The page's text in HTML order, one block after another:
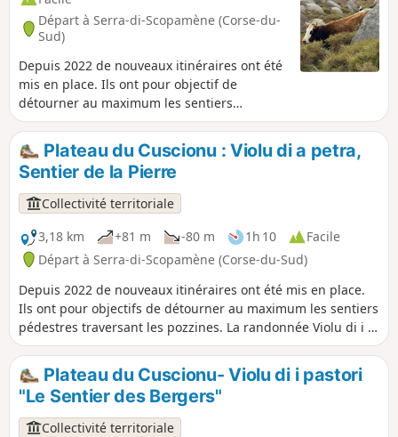
Départ à Serra-di-Scopamène (Corse-du-
Sud)
Depuis 2022 de nouveaux itinéraires ont été
mis en place. Ils ont pour objectif de
détourner au maximum les sentiers
pédestres traversant les pozzines
(tourbières). La randonnée Violu di l'acqua
vous offrira de beaux points de vue sur les
pozzines. Elle s'adapte parfaitement aux
familles. Suivant la saison et l'heure vous
pouvez rencontrer des chevaux, des vaches,
des cochons, des troupeaux de brebis.
Plateau du Cuscionu : Violu di a petra,
Sentier de la Pierre
Collectivité territoriale
3,18 km
+81 m -80 m 1h 10
Facile
Départ à Serra-di-Scopamène (Corse-du-Sud)
Depuis 2022 de nouveaux itinéraires ont été mis en place.
Ils ont pour objectifs de détourner au maximum les sentiers
pédestres traversant les pozzines. La randonnée Violu di i a
Petra comporte une partie pozzine en suivant le Ruisseau
du Codi puis devient très minérale après avoir franchi la
piste. Suivant la saison vous pouvez rencontrer des
chevaux, des vaches, des cochons, des troupeaux de
brebis...
Plateau du Cuscionu- Violu di i pastori
"Le Sentier des Bergers"
Collectivité territoriale